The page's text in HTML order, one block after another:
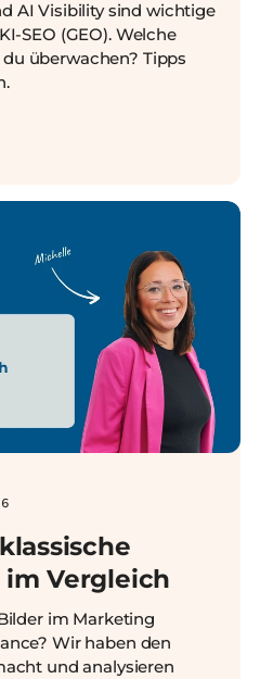
AI Visibility sind wichtige
SEO (GEO). Welche
überwachen? Tipps
Vergleich
im Marketing
Wir haben den
und analysieren